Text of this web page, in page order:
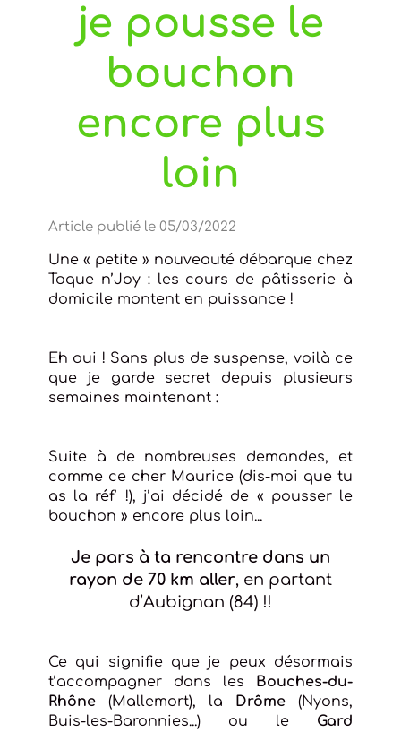
je pousse le
bouchon
encore plus
loin
Article publié le 05/03/2022
Une « petite » nouveauté débarque chez
Toque n’Joy : les cours de pâtisserie à
domicile montent en puissance !
Eh oui ! Sans plus de suspense, voilà ce
que je garde secret depuis plusieurs
semaines maintenant :
Suite à de nombreuses demandes, et
comme ce cher Maurice (dis-moi que tu
as la réf’ !), j’ai décidé de « pousser le
bouchon » encore plus loin...
Je pars à ta rencontre dans un
rayon de 70 km aller, en partant
d’Aubignan (84) !!
Ce qui signifie que je peux désormais
t’accompagner dans les Bouches-du-
Rhône (Mallemort), la Drôme (Nyons,
Buis-les-Baronnies...) ou le Gard